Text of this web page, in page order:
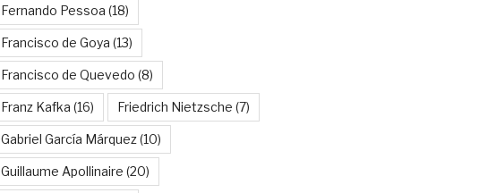
Fernando Pessoa (18)
Francisco de Goya (13)
Francisco de Quevedo (8)
Franz Kafka (16) Friedrich Nietzsche (7)
Gabriel García Márquez(10)
Guillaume Apollinaire (20)